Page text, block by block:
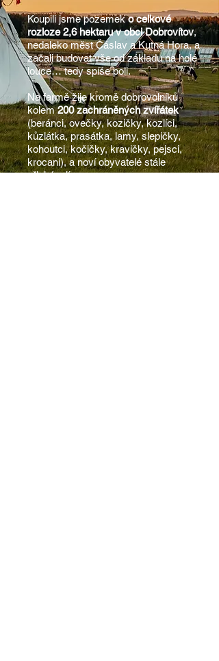
Koupili jsme pozemeko celkové
rozloze 2,6 hektaru v obci Dobrovítov,
nedaleko měst Čáslav a Kutná Hora, a
začali budovat vše od základu na holé
louce… tedy spíše poli.
Na farmě žije kromě dobrovolníků
kolem200 zachráněných zvířátek
(beránci, ovečky, kozičky, kozlíci,
kůzlátka, prasátka, lamy, slepičky,
kohoutci, kočičky, kravičky, pejsci,
krocani), a noví obyvatelé stále
přicházejí.